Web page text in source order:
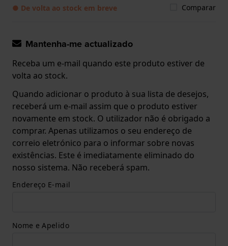
● De volta ao stock em breve Comparar
Mantenha-me actualizado
Receba um e-mail quando este produto estiver de
volta ao stock.
Quando adicionar o produto à sua lista de desejos,
receberá um e-mail assim que o produto estiver
novamente em stock. O utilizador não é obrigado a
comprar. Apenas utilizamos o seu endereço de
correio eletrónico para o informar sobre novas
existências. Este é imediatamente eliminado do
nosso sistema. Não receberá spam.
Endereço E-mail
Nome e Apelido